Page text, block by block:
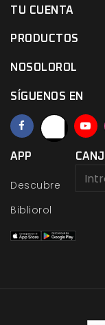
TU CUENTA
PRODUCTOS
NOSOLOROL
SÍGUENOS EN
APP
Descubre
Bibliorol